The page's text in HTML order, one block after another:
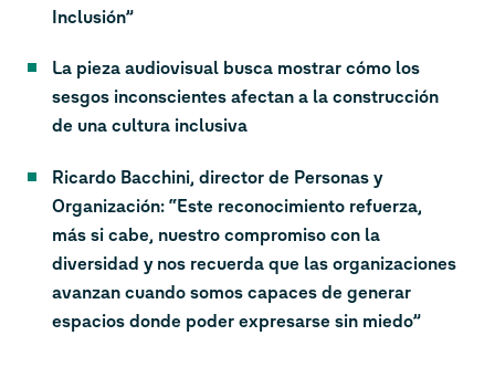
Inclusión”
La pieza audiovisual busca mostrar cómo los
sesgos inconscientes afectan a la construcción
de una cultura inclusiva
Ricardo Bacchini, director de Personas y
Organización: “Este reconocimiento refuerza,
más si cabe, nuestro compromiso con la
diversidad y nos recuerda que las organizaciones
avanzan cuando somos capaces de generar
espacios donde poder expresarse sin miedo”